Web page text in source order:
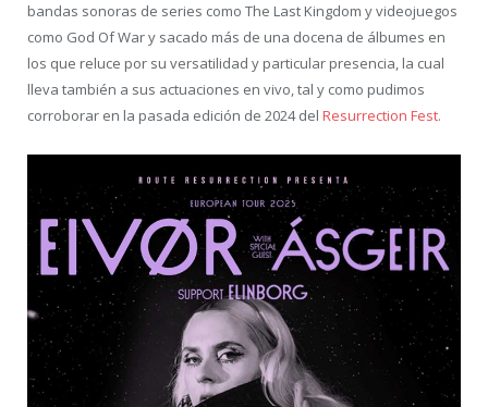
bandas sonoras de series como The Last Kingdom y videojuegos
como God Of War y sacado más de una docena de álbumes en
los que reluce por su versatilidad y particular presencia, la cual
lleva también a sus actuaciones en vivo, tal y como pudimos
corroborar en la pasada edición de 2024 del Resurrection Fest.